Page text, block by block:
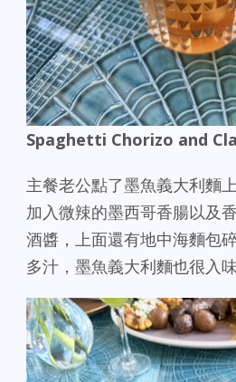
Spaghetti Chorizo and
主餐老公點了墨魚義大利麵
加入微辣的墨西哥香腸以及
酒醬，上面還有地中海麵包
多汁，墨魚義大利麵也很入味